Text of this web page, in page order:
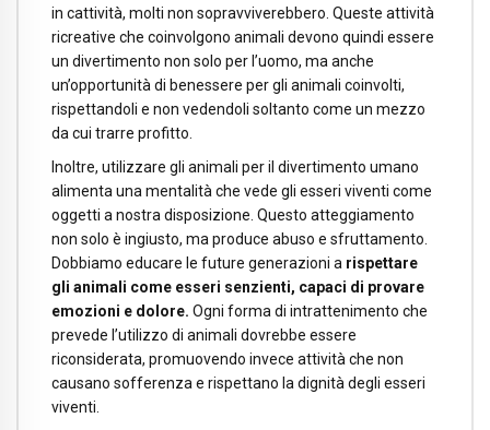
in cattività, molti non sopravviverebbero. Queste attività
ricreative che coinvolgono animali devono quindi essere
un divertimento non solo per l’uomo, ma anche
un’opportunità di benessere per gli animali coinvolti,
rispettandoli e non vedendoli soltanto come un mezzo
da cui trarre profitto.
Inoltre, utilizzare gli animali per il divertimento umano
alimenta una mentalità che vede gli esseri viventi come
oggetti a nostra disposizione. Questo atteggiamento
non solo è ingiusto, ma produce abuso e sfruttamento.
Dobbiamo educare le future generazioni a rispettare
gli animali come esseri senzienti, capaci di provare
emozioni e dolore. Ogni forma di intrattenimento che
prevede l’utilizzo di animali dovrebbe essere
riconsiderata, promuovendo invece attività che non
causano sofferenza e rispettano la dignità degli esseri
viventi.